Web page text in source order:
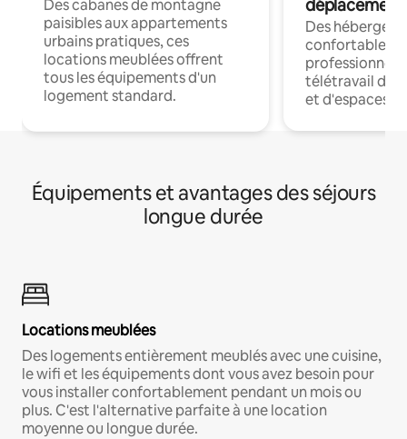
Des cabanes de montagne
paisibles aux appartements
urbains pratiques, ces
locations meublées offrent
tous les équipements d'un
logement standard.
déplacement
Des
confortables
professionnels
télétravail
et d'espaces
Équipements et avantages des séjours
longue durée
Locations meublées
Des logements entièrement meublés avec une cuisine,
le wifi et les équipements dont vous avez besoin pour
vous installer confortablement pendant un mois ou
plus. C'est l'alternative parfaite à une location
moyenne ou longue durée.